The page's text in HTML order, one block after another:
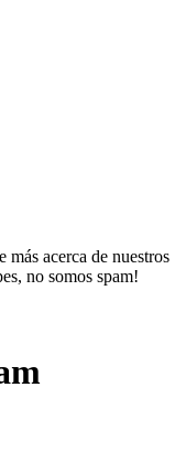
más acerca de nuestros
no somos spam!